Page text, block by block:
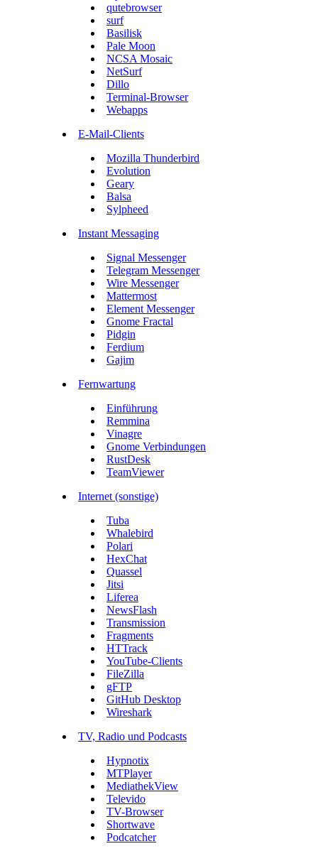
qutebrowser
surf
Basilisk
Pale Moon
NCSA Mosaic
NetSurf
Dillo
Terminal-Browser
Webapps
E-Mail-Clients
Mozilla Thunderbird
Evolution
Geary
Balsa
Sylpheed
Instant Messaging
Signal Messenger
Telegram Messenger
Wire Messenger
Mattermost
Element Messenger
Gnome Fractal
Pidgin
Ferdium
Gajim
Fernwartung
Einführung
Remmina
Vinagre
Gnome Verbindungen
RustDesk
TeamViewer
Internet (sonstige)
Tuba
Whalebird
Polari
HexChat
Quassel
Jitsi
Liferea
NewsFlash
Transmission
Fragments
HTTrack
YouTube-Clients
FileZilla
gFTP
GitHub Desktop
Wireshark
TV, Radio und Podcasts
Hypnotix
MTPlayer
MediathekView
Televido
TV-Browser
Shortwave
Podcatcher